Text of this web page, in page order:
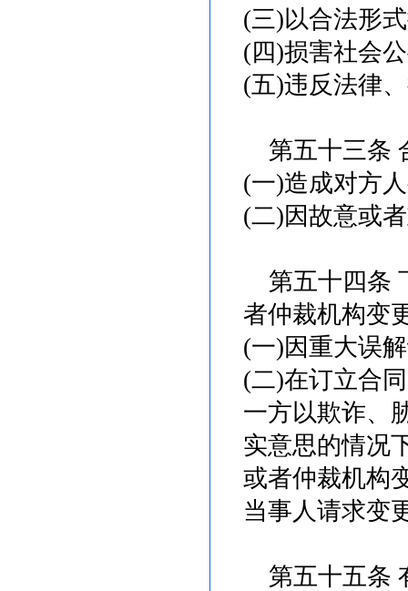
(三)以合法形
(四)损害社会
(五)违反法律
第五十三条
(一)造成对方
(二)因故意或
第五十四条
者仲裁机构变
(一)因重大误
(二)在订立合
一方以欺诈、
实意思的情况
或者仲裁机构
当事人请求变
第五十五条